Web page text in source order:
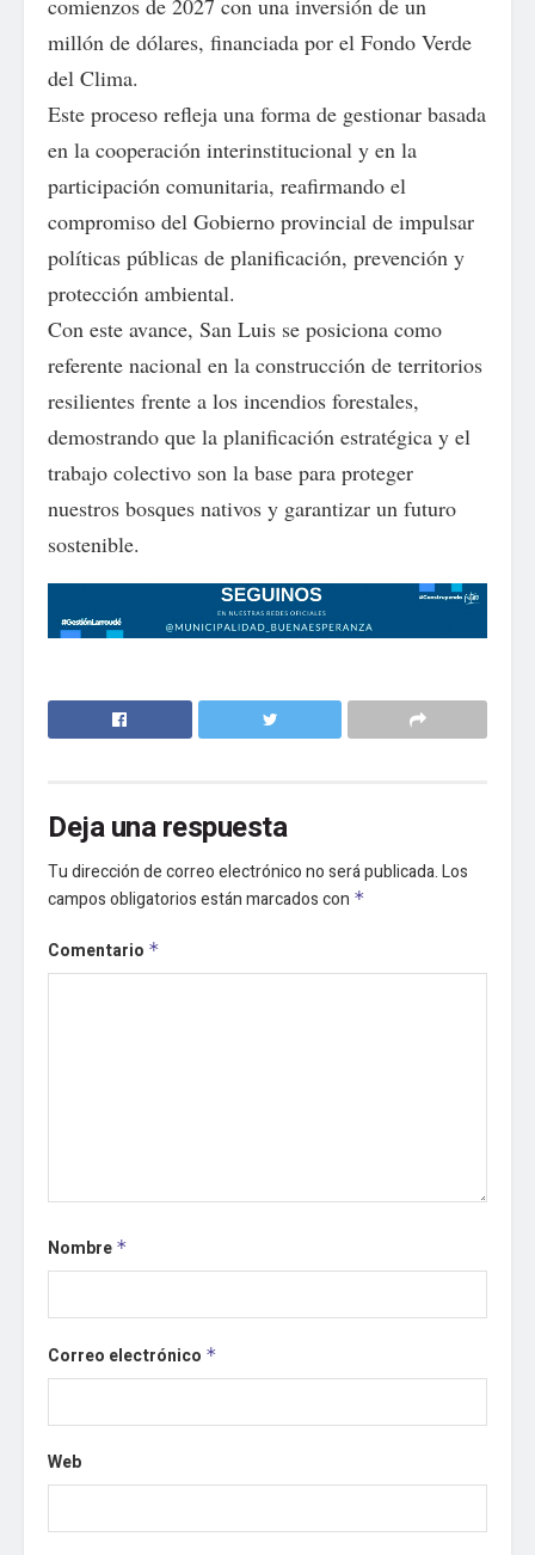
comienzos de 2027 con una inversión de un
millón de dólares, financiada por el Fondo Verde
del Clima.
Este proceso refleja una forma de gestionar basada
en la cooperación interinstitucional y en la
participación comunitaria, reafirmando el
compromiso del Gobierno provincial de impulsar
políticas públicas de planificación, prevención y
protección ambiental.
Con este avance, San Luis se posiciona como
referente nacional en la construcción de territorios
resilientes frente a los incendios forestales,
demostrando que la planificación estratégica y el
trabajo colectivo son la base para proteger
nuestros bosques nativos y garantizar un futuro
sostenible.
Deja una respuesta
Tu dirección de correo electrónico no será publicada.Los
campos obligatorios están marcados con *
Comentario *
Nombre *
Correo electrónico *
Web